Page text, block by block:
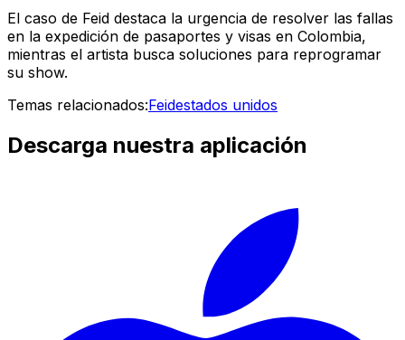
El caso de Feid destaca la urgencia de resolver las fallas
en la expedición de pasaportes y visas en Colombia,
mientras el artista busca soluciones para reprogramar
su show.
Temas relacionados:Feidestados unidos
Descarga nuestra aplicación